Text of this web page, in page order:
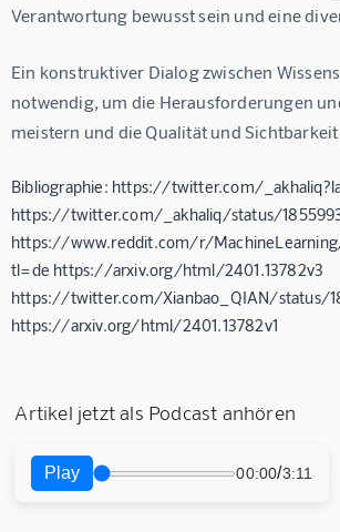
Verantwortung bewusst sein und eine
Ein konstruktiver Dialog zwischen
notwendig, um die Herausforderungen
meistern und die Qualität und
Bibliographie: https://twitter.com/
https://twitter.com/_akhaliq/status/
https://www.reddit.com/r/
tl=de https://arxiv.org/html/2401.13782v3
https://twitter.com/Xianbao_QIAN/status/
https://arxiv.org/html/2401.13782v1
Artikel jetzt als Podcast anhören
Play 00:00/3:11